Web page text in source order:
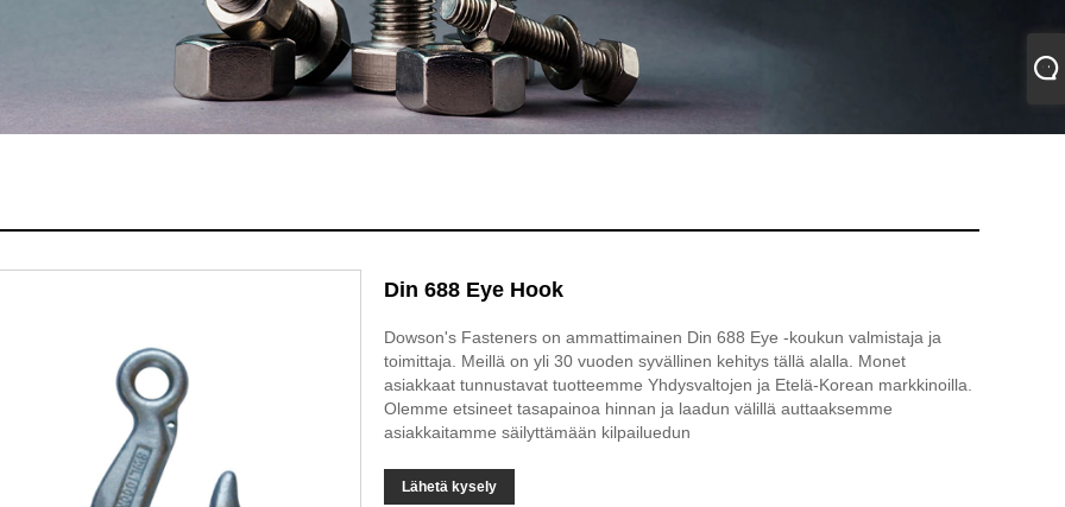
Din 688 Eye Hook
Dowson's Fasteners on ammattimainen Din 688 Eye -koukun valmistaja ja
toimittaja. Meillä on yli 30 vuoden syvällinen kehitys tällä alalla. Monet
asiakkaat tunnustavat tuotteemme Yhdysvaltojen ja Etelä-Korean markkinoilla.
Olemme etsineet tasapainoa hinnan ja laadun välillä auttaaksemme
asiakkaitamme säilyttämään kilpailuedun
Lähetä kysely